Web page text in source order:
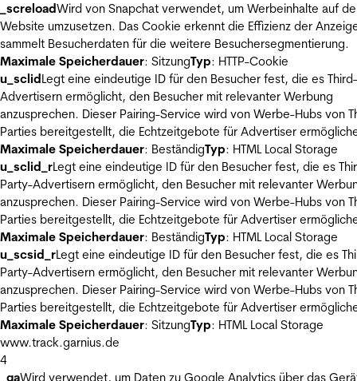
_screloadWird von Snapchat verwendet, um Werbeinhalte auf
Website umzusetzen. Das Cookie erkennt die Effizienz der
sammelt Besucherdaten für die weitere Besuchersegmentierung.
Maximale Speicherdauer: SitzungTyp: HTTP-Cookie
u_sclidLegt eine eindeutige ID für den Besucher fest, die es
Advertisern ermöglicht, den Besucher mit relevanter Werbung
anzusprechen. Dieser Pairing-Service wird von Werbe-Hubs von
Parties bereitgestellt, die Echtzeitgebote für Advertiser
Maximale Speicherdauer: BeständigTyp: HTML Local Storage
u_sclid_rLegt eine eindeutige ID für den Besucher fest, die es
Party-Advertisern ermöglicht, den Besucher mit relevanter
anzusprechen. Dieser Pairing-Service wird von Werbe-Hubs von
Parties bereitgestellt, die Echtzeitgebote für Advertiser
Maximale Speicherdauer: BeständigTyp: HTML Local Storage
u_scsid_rLegt eine eindeutige ID für den Besucher fest, die es
Party-Advertisern ermöglicht, den Besucher mit relevanter
anzusprechen. Dieser Pairing-Service wird von Werbe-Hubs von
Parties bereitgestellt, die Echtzeitgebote für Advertiser
Maximale Speicherdauer: SitzungTyp: HTML Local Storage
www.track.garnius.de
4
_gaWird verwendet, um Daten zu Google Analytics über das